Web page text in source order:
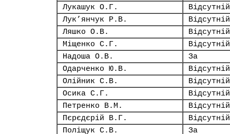
Лукашук О.Г.
Відсутній
Лук’янчук Р.В.
Відсутній
Ляшко О.В.
Відсутній
Міщенко С.Г.
Відсутній
Надоша О.В.
За
Одарченко Ю.В.
Відсутній
Олійник С.В.
Відсутній
Осика С.Г.
Відсутній
Петренко В.М.
Відсутній
Пєрєдєрій В.Г.
Відсутній
Поліщук С.В.
За